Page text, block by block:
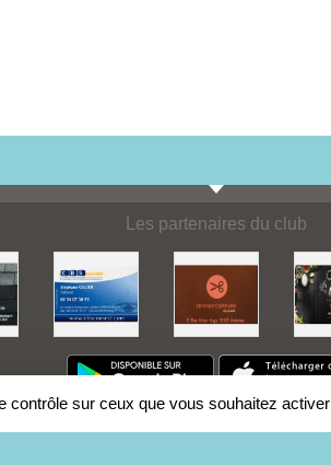
Les partenaires du club
contrôle sur ceux que vous souhaitez activer